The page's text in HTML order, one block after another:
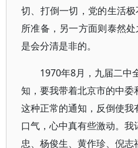
切、打倒一切，党的生活
所准备，另一方面则泰然
是会分清是非的。
1970年8月，九届二中
知，要我带着北京市的中委
这种正常的通知，反倒使我
口气，心中真有些激动。
忠、杨俊生、黄作珍、倪